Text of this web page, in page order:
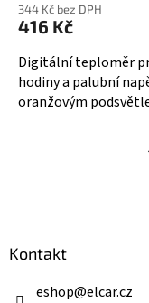
344 Kč bez DPH
416 Kč
Digitální teploměr
hodiny a palubní
oranžovým
Kontakt
eshop@elcar.cz